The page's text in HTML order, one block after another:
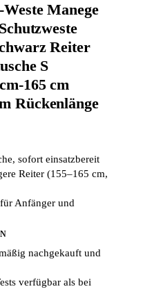
Manege
Reiter
S
165 cm
Rückenlänge
sofort einsatzbereit
Reiter (155–165 cm,
Anfänger und
nachgekauft und
verfügbar als bei